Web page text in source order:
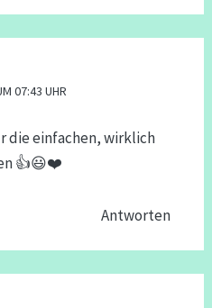
07:43 UHR
die einfachen, wirklich
👍😃❤️
Antworten